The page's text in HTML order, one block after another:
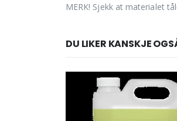
MERK! Sjekk at materialet
DU LIKER KANSKJE